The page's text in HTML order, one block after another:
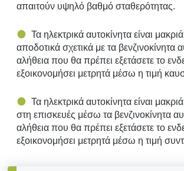
απαιτούν υψηλό βαθμό σταθερότητας.
Τα ηλεκτρικά αυτοκίνητα είναι
αποδοτικά σχετικά με τα βενζινοκίνητα
αλήθεια που θα πρέπει εξετάσετε το
εξοικονομήσει μετρητά μέσω η τιμή
Τα ηλεκτρικά αυτοκίνητα είναι
στη επισκευές μέσω τα βενζινοκίνητα
αλήθεια που θα πρέπει εξετάσετε το
εξοικονομήσει μετρητά μέσω η τιμή